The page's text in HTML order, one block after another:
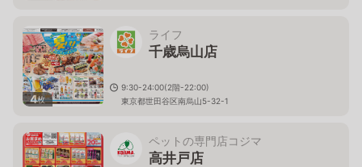
4枚
ライフ
千歳烏山店
9:30-24:00(2階-22:00)
東京都世田谷区南烏山5-32-1
ペットの専門店コジマ
高井戸店